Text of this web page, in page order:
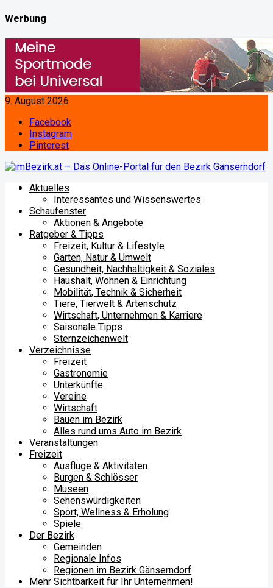
Werbung
9. August 2026
Facebook
Instagram
Pinterest
Aktuelles
Interessantes und Wissenswertes
Schaufenster
Aktionen & Angebote
Ratgeber & Tipps
Freizeit, Kultur & Lifestyle
Garten, Natur & Umwelt
Gesundheit, Nachhaltigkeit & Soziales
Haushalt, Wohnen & Einrichtung
Mobilität, Technik & Sicherheit
Tiere, Tierwelt & Artenschutz
Wirtschaft, Unternehmen & Karriere
Saisonale Tipps
Sternzeichenwelt
Verzeichnisse
Freizeit
Gastronomie
Unterkünfte
Vereine
Wirtschaft
Bauen im Bezirk
Alles rund ums Auto im Bezirk
Veranstaltungen
Freizeit
Ausflüge & Aktivitäten
Burgen & Schlösser
Museen
Sehenswürdigkeiten
Sport, Wellness & Erholung
Spiele
Der Bezirk
Gemeinden
Regionale Infos
Regionen im Bezirk Gänserndorf
Mehr Sichtbarkeit für Ihr Unternehmen!